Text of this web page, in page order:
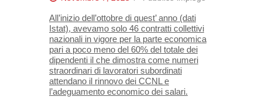
All’inizio dell’ottobre di quest’ anno (dati
Istat), avevamo solo 46 contratti collettivi
nazionali in vigore per la parte economica
pari a poco meno del 60% del totale dei
dipendenti il che dimostra come numeri
straordinari di lavoratori subordinati
attendano il rinnovo dei CCNL e
l’adeguamento economico dei salari.